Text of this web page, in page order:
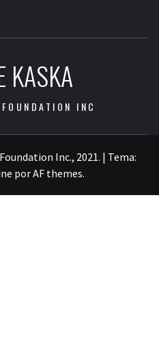
KASKA
INC
Inc., 2021. | Tema:
porAF themes.